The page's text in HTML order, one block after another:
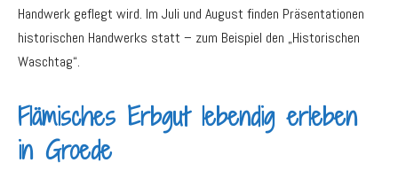
Handwerk geflegt wird. Im Juli und August finden Präsentationen
historischen Handwerks statt – zum Beispiel den „Historischen
Waschtag“.
Flämisches Erbgut lebendig erleben
in Groede